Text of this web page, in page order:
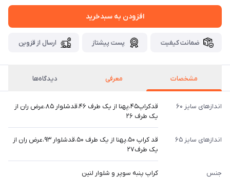
افزودن به سبدخرید
ضمانت کیفیت پست پیشتاز ارسال از قزوین
مشخصات معرفی دیدگاه‌ها
اندازهای سایز ۶۰
قدکراپ۴۵،پهنا از یک طرف ۴۶،قدشلوار ۸۵،عرض ران از
یک طرف ۲۶
اندازهای سایز ۶۵
قد کراپ ۵۰،پهنا از یک طرف ۵۰،قدشلوار ۹۳،عرض ران از
یک طرف۲۷
جنس کراپ پنبه سوپر و شلوار لنین